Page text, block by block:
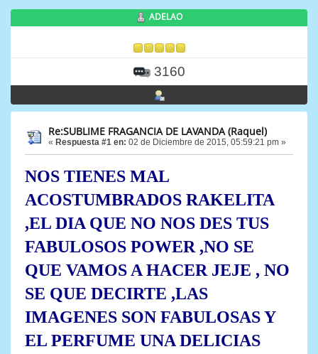
ADELAO
3160
Re:SUBLIME FRAGANCIA DE LAVANDA (Raquel)
« Respuesta #1 en: 02 de Diciembre de 2015, 05:59:21 pm »
NOS TIENES MAL
ACOSTUMBRADOS RAKELITA
,EL DIA QUE NO NOS DES TUS
FABULOSOS POWER ,NO SE
QUE VAMOS A HACER JEJE , NO
SE QUE DECIRTE ,LAS
IMAGENES SON FABULOSAS Y
EL PERFUME UNA DELICIAS